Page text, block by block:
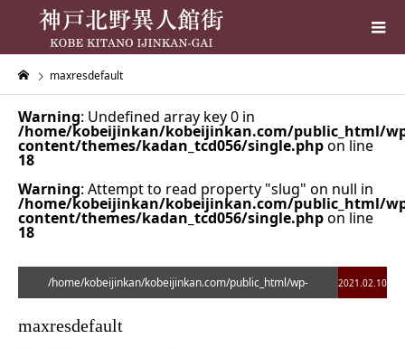
maxresdefault
Warning: Undefined array key 0 in
/home/kobeijinkan/kobeijinkan.com/public_html/
content/themes/kadan_tcd056/single.phpon line
18
Warning: Attempt to read property "slug" on null in
/home/kobeijinkan/kobeijinkan.com/public_html/
content/themes/kadan_tcd056/single.phpon line
18
/home/kobeijinkan/kobeijinkan.com/public_html/wp- 2021.02.10
maxresdefault